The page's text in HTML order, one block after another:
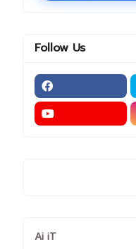
Follow Us
Ai iT